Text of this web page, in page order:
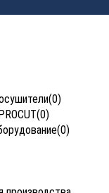
(0)
(0)
(0)